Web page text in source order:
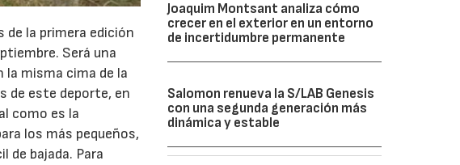
de la primera edición
Será una
misma cima de la
de este deporte, en
como es la
los más pequeños,
de bajada. Para
Joaquim Montsant analiza cómo
crecer en el exterior en un entorno
de incertidumbre permanente
Salomon renueva la S/LAB Genesis
con una segunda generación más
dinámica y estable